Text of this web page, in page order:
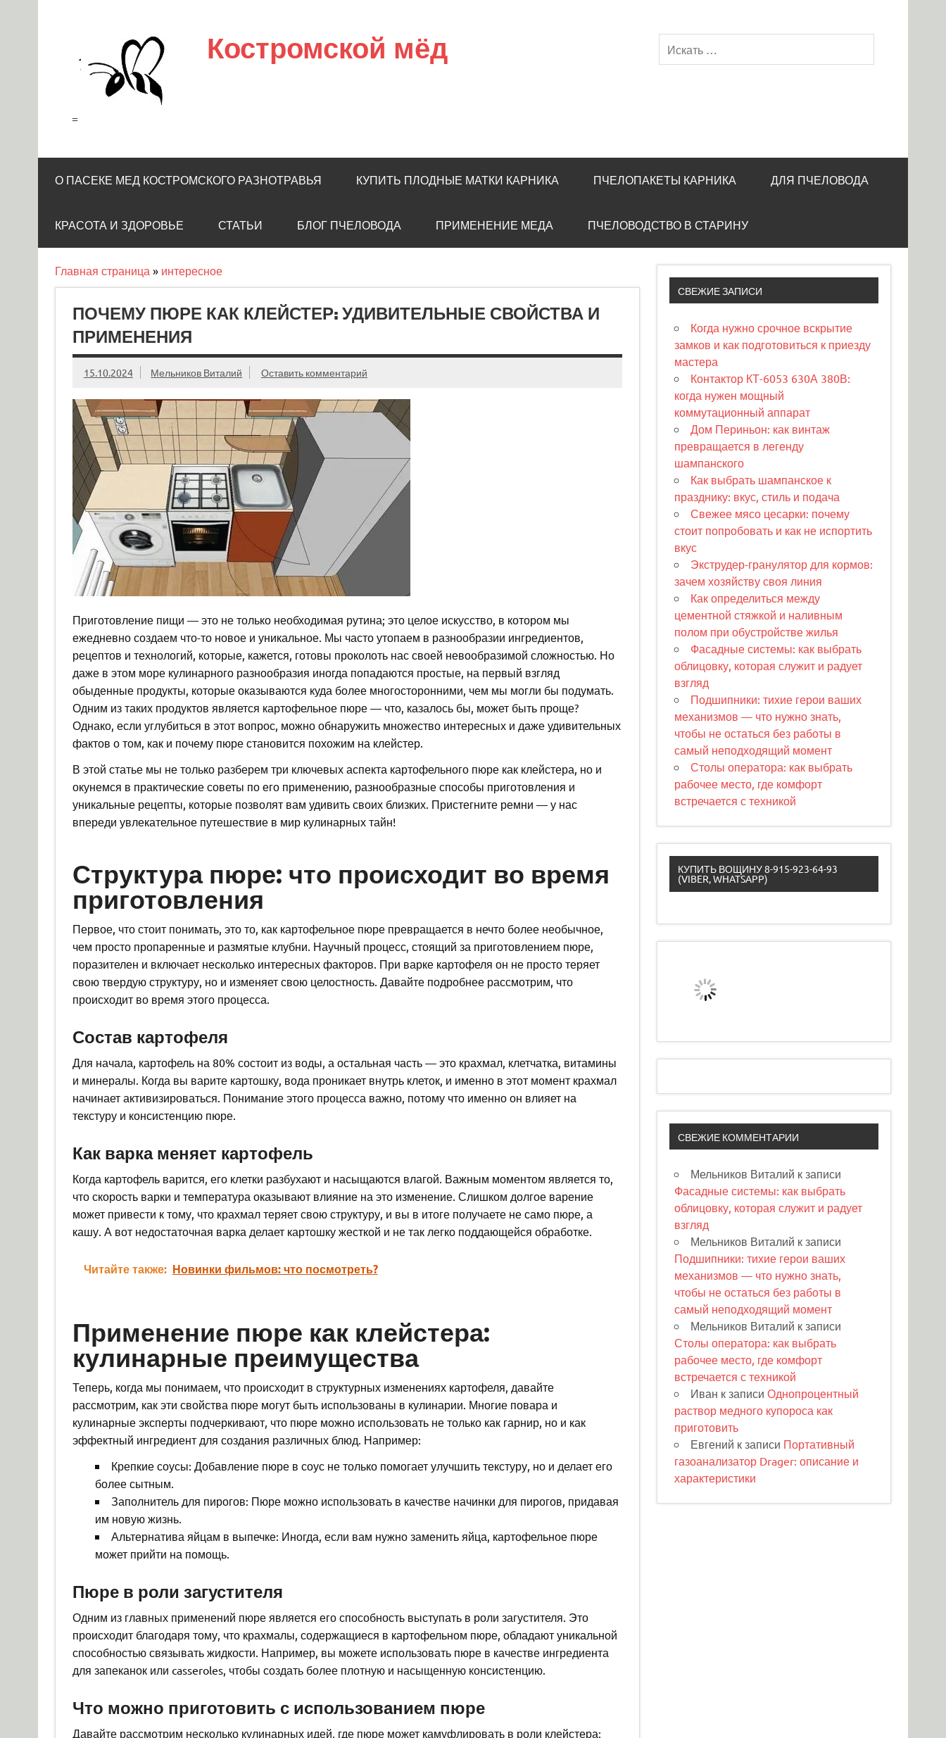
Костромской мёд
=
О ПАСЕКЕ МЕД КОСТРОМСКОГО РАЗНОТРАВЬЯ КУПИТЬ ПЛОДНЫЕ МАТКИ КАРНИКА ПЧЕЛОПАКЕТЫ КАРНИКА ДЛЯ ПЧЕЛОВОДА
КРАСОТА И ЗДОРОВЬЕ СТАТЬИ БЛОГ ПЧЕЛОВОДА ПРИМЕНЕНИЕ МЕДА ПЧЕЛОВОДСТВО В СТАРИНУ
Главная страница » интересное
ПОЧЕМУ ПЮРЕ КАК КЛЕЙСТЕР: УДИВИТЕЛЬНЫЕ СВОЙСТВА И
ПРИМЕНЕНИЯ
15.10.2024 Мельников Виталий Оставить комментарий
Приготовление пищи — это не только необходимая рутина; это целое искусство, в котором мы
ежедневно создаем что-то новое и уникальное. Мы часто утопаем в разнообразии ингредиентов,
рецептов и технологий, которые, кажется, готовы проколоть нас своей невообразимой сложностью. Но
даже в этом море кулинарного разнообразия иногда попадаются простые, на первый взгляд
обыденные продукты, которые оказываются куда более многосторонними, чем мы могли бы подумать.
Одним из таких продуктов является картофельное пюре — что, казалось бы, может быть проще?
Однако, если углубиться в этот вопрос, можно обнаружить множество интересных и даже удивительных
фактов о том, как и почему пюре становится похожим на клейстер.
В этой статье мы не только разберем три ключевых аспекта картофельного пюре как клейстера, но и
окунемся в практические советы по его применению, разнообразные способы приготовления и
уникальные рецепты, которые позволят вам удивить своих близких. Пристегните ремни — у нас
впереди увлекательное путешествие в мир кулинарных тайн!
Структура пюре: что происходит во время
приготовления
Первое, что стоит понимать, это то, как картофельное пюре превращается в нечто более необычное,
чем просто пропаренные и размятые клубни. Научный процесс, стоящий за приготовлением пюре,
поразителен и включает несколько интересных факторов. При варке картофеля он не просто теряет
свою твердую структуру, но и изменяет свою целостность. Давайте подробнее рассмотрим, что
происходит во время этого процесса.
Состав картофеля
Для начала, картофель на 80% состоит из воды, а остальная часть — это крахмал, клетчатка, витамины
и минералы. Когда вы варите картошку, вода проникает внутрь клеток, и именно в этот момент крахмал
начинает активизироваться. Понимание этого процесса важно, потому что именно он влияет на
текстуру и консистенцию пюре.
Как варка меняет картофель
Когда картофель варится, его клетки разбухают и насыщаются влагой. Важным моментом является то,
что скорость варки и температура оказывают влияние на это изменение. Слишком долгое варение
может привести к тому, что крахмал теряет свою структуру, и вы в итоге получаете не само пюре, а
кашу. А вот недостаточная варка делает картошку жесткой и не так легко поддающейся обработке.
Читайте также: Новинки фильмов: что посмотреть?
Применение пюре как клейстера:
кулинарные преимущества
Теперь, когда мы понимаем, что происходит в структурных изменениях картофеля, давайте
рассмотрим, как эти свойства пюре могут быть использованы в кулинарии. Многие повара и
кулинарные эксперты подчеркивают, что пюре можно использовать не только как гарнир, но и как
эффектный ингредиент для создания различных блюд. Например:
Крепкие соусы: Добавление пюре в соус не только помогает улучшить текстуру, но и делает его
более сытным.
Заполнитель для пирогов: Пюре можно использовать в качестве начинки для пирогов, придавая
им новую жизнь.
Альтернатива яйцам в выпечке: Иногда, если вам нужно заменить яйца, картофельное пюре
может прийти на помощь.
Пюре в роли загустителя
Одним из главных применений пюре является его способность выступать в роли загустителя. Это
происходит благодаря тому, что крахмалы, содержащиеся в картофельном пюре, обладают уникальной
способностью связывать жидкости. Например, вы можете использовать пюре в качестве ингредиента
для запеканок или casseroles, чтобы создать более плотную и насыщенную консистенцию.
Что можно приготовить с использованием пюре
Давайте рассмотрим несколько кулинарных идей, где пюре может камуфлировать в роли клейстера:
СВЕЖИЕ ЗАПИСИ
Когда нужно срочное вскрытие
замков и как подготовиться к приезду
мастера
Контактор КТ-6053 630А 380В:
когда нужен мощный
коммутационный аппарат
Дом Периньон: как винтаж
превращается в легенду
шампанского
Как выбрать шампанское к
празднику: вкус, стиль и подача
Свежее мясо цесарки: почему
стоит попробовать и как не испортить
вкус
Экструдер-гранулятор для кормов:
зачем хозяйству своя линия
Как определиться между
цементной стяжкой и наливным
полом при обустройстве жилья
Фасадные системы: как выбрать
облицовку, которая служит и радует
взгляд
Подшипники: тихие герои ваших
механизмов — что нужно знать,
чтобы не остаться без работы в
самый неподходящий момент
Столы оператора: как выбрать
рабочее место, где комфорт
встречается с техникой
КУПИТЬ ВОЩИНУ 8-915-923-64-93
(VIBER, WHATSAPP)
СВЕЖИЕ КОММЕНТАРИИ
Мельников Виталий к записи
Фасадные системы: как выбрать
облицовку, которая служит и радует
взгляд
Мельников Виталий к записи
Подшипники: тихие герои ваших
механизмов — что нужно знать,
чтобы не остаться без работы в
самый неподходящий момент
Мельников Виталий к записи
Столы оператора: как выбрать
рабочее место, где комфорт
встречается с техникой
Иван к записиОднопроцентный
раствор медного купороса как
приготовить
Евгений к записи Портативный
газоанализатор Drager: описание и
характеристики